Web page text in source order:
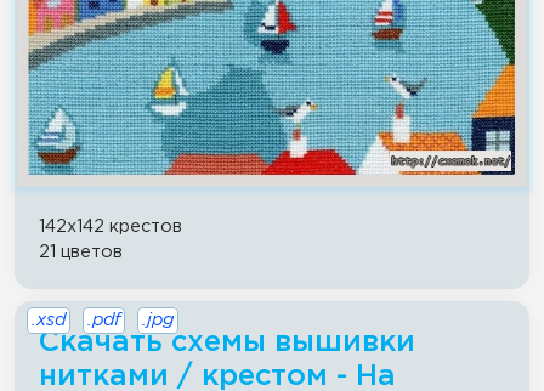
142x142 крестов
21 цветов
Скачать схемы вышивки
нитками / крестом - На
.xsd .pdf .jpg